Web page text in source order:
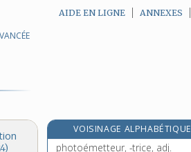
AIDE EN LIGNE ANNEXES
VOISINAGE ALPHABÉTIQUE
photoélectrique, adj.
photoémetteur, -trice, adj.